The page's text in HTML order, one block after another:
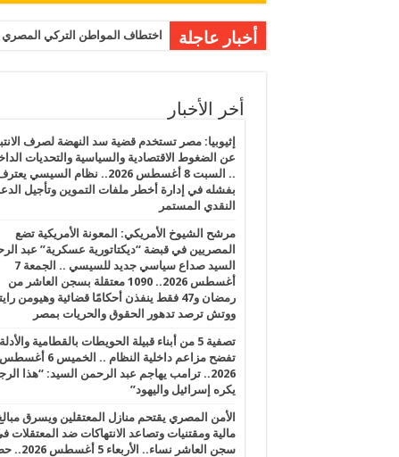
أخبار عاجلة اختطاف المواطن التركي المصري
أخر الأخبار
إثيوبيا: مصر تستخدم قضية سد النهضة لصرف
عن الضغوط الاقتصادية والسياسية والتحديات
.. السبت 8 أغسطس 2026.. نظام السيسي
بفشله في إدارة أخطر ملفات التموين وتأجيل
النقدي المستمر
مرشح الشيوخ الأمريكي: المعونة الأمريكية تضع
المصريين في قبضة “ديكتاتورية عسكرية” عبد
السيد صداع سياسي جديد للسيسي .. الجمعة 7
أغسطس 2026.. 1090 معتقلة بسجن العاشر من
رمضان و47 فقط ينفذن أحكامًا قضائية وهيومن
ووتش ترصد تدهور الحقوق والحريات بمصر
تصفية 5 من أبناء قبيلة الحويطات بالقطامية والأدلة
تفضح مزاعم داخلية النظام .. الخميس 6 أغسطس
2026.. ترامب يهاجم عبد الرحمن السيد: “هذا
يكره إسرائيل واليهود”
الأمن المصري يقتحم منازل المعتقلين ويسرق
مالية ومقتنيات وتصاعد الانتهاكات ضد المعتقلات
سجن العاشر نساء..